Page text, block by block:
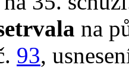
na
93,